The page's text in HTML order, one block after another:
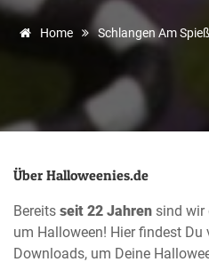
Home Schlangen Am Spieß
Über Halloweenies.de
Bereits seit 22 Jahren sind wir
um Halloween! Hier findest Du
Downloads, um Deine